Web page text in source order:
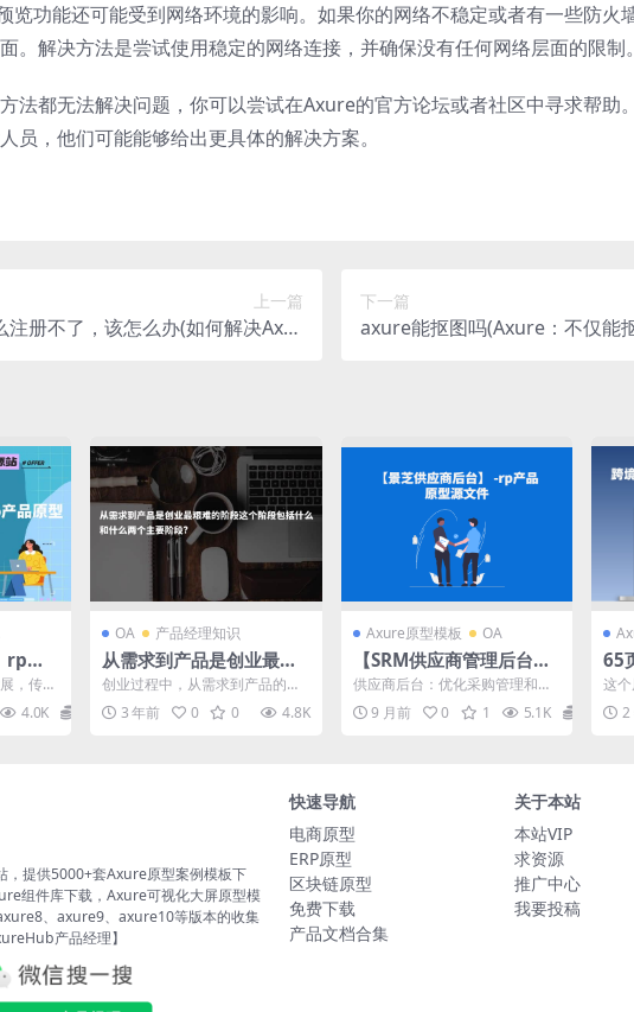
览功能还可能受到网络环境的影响。如果你的网络不稳定或者有一些防火
。解决方法是尝试使用稳定的网络连接，并确保没有任何网络层面的限制。
法都无法解决问题，你可以尝试在Axure的官方论坛或者社区中寻求帮助
员，他们可能能够给出更具体的解决方案。
上一篇
册不了，该怎么办(如何解决Axur
下一篇
axure能抠图吗(Axure：不仅能
rp产
，传统
业日
4.0K
OA 产品经理知识
从需求到产品是创业最艰
难的阶段这个阶段包括什
么和什么两个主要阶段?
创业过程中，从需求到产品的转
化是一项艰巨的任务。这个过程
可以划分为两个主要阶段，...
3 年前 0 0 4.8K
Axure原型模板 OA
【SRM供应商管理后台系
统】axure rp产品原型源
文件下载
供应商后台：优化采购管理和提
升供应链效率的利器 供应商管理
是企业采购过程中的关键...
9 月前 0 1 5.1K
65
模
p
这
两
要 2
提供5000+套Axure原型案例模板下
组件库下载，Axure可视化大屏原型模
、axure9、axure10等版本的收集
产品经理】
快速导航
电商原型
ERP原型
区块链原型
免费下载
产品文档合集
关于本站
本站VIP
求资源
推广中心
我要投稿